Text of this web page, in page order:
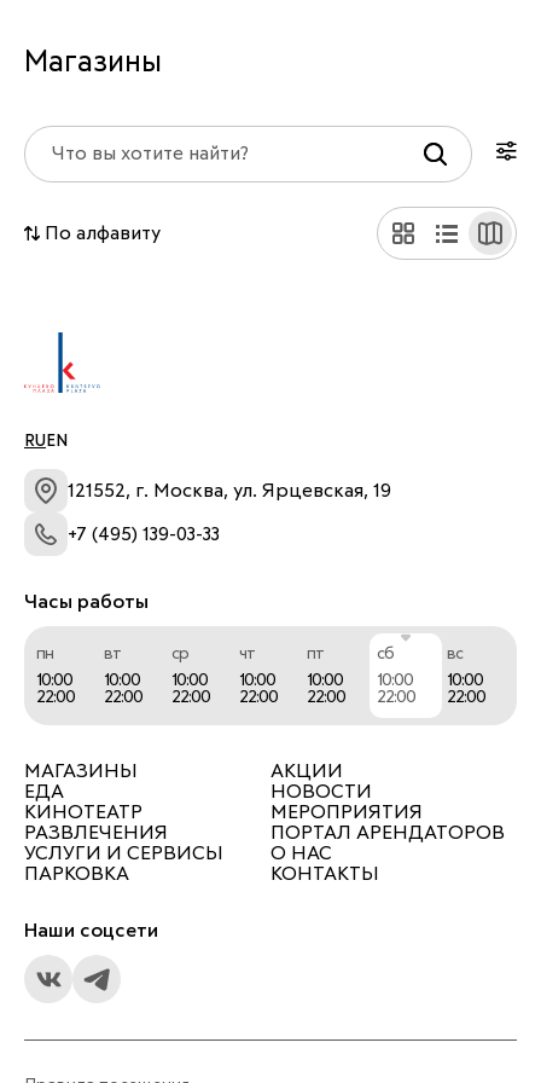
Магазины
По алфавиту
RU EN
121552, г. Москва, ул. Ярцевская, 19
+7 (495) 139-03-33
Часы работы
пн
10:00
22:00
вт
10:00
22:00
ср
10:00
22:00
чт
10:00
22:00
пт
10:00
22:00
сб
10:00
22:00
вс
10:00
22:00
МАГАЗИНЫ
ЕДА
КИНОТЕАТР
РАЗВЛЕЧЕНИЯ
УСЛУГИ И СЕРВИСЫ
ПАРКОВКА
АКЦИИ
НОВОСТИ
МЕРОПРИЯТИЯ
ПОРТАЛ АРЕНДАТОРОВ
О НАС
КОНТАКТЫ
Наши соцсети